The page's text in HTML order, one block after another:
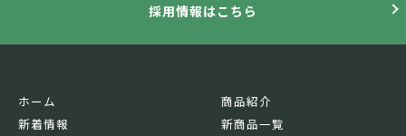
採用情報はこちら
ホーム
新着情報
商品紹介
新商品一覧